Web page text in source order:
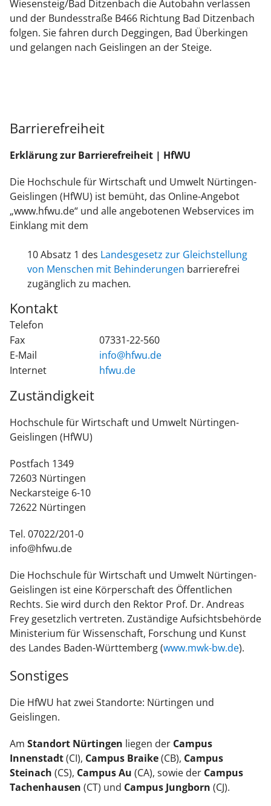
Wiesensteig/Bad Ditzenbach die Autobahn verlassen
und der Bundesstraße B466 Richtung Bad Ditzenbach
folgen. Sie fahren durch Deggingen, Bad Überkingen
und gelangen nach Geislingen an der Steige.
Barrierefreiheit
Erklärungzur Barrierefreiheit | HfWU
Die Hochschule für Wirtschaft und Umwelt Nürtingen-
Geislingen (HfWU) ist bemüht, das Online-Angebot
„www.hfwu.de“ und alle angebotenen Webservices im
Einklang mit dem
10 Absatz 1 des Landesgesetz zur Gleichstellung
von Menschen mit Behinderungen barrierefrei
zugänglich zu machen.
Kontakt
Telefon
Fax
07331-22-560
E-Mail
info@hfwu.de
Internet
hfwu.de
Zuständigkeit
Hochschule für Wirtschaft und Umwelt Nürtingen-
Geislingen (HfWU)
Postfach 1349
72603 Nürtingen
Neckarsteige 6-10
72622 Nürtingen
Tel. 07022/201-0
info@hfwu.de
Die Hochschule für Wirtschaft und Umwelt Nürtingen-
Geislingen ist eine Körperschaft des Öffentlichen
Rechts. Sie wird durch den Rektor Prof. Dr. Andreas
Frey gesetzlich vertreten. Zuständige Aufsichtsbehörde
Ministerium für Wissenschaft, Forschung und Kunst
des Landes Baden-Württemberg (www.mwk-bw.de).
Sonstiges
Die HfWU hat zwei Standorte: Nürtingen und
Geislingen.
Am Standort Nürtingen liegen der Campus
Innenstadt(CI), Campus Braike(CB), Campus
Steinach (CS), Campus Au (CA), sowie der Campus
Tachenhausen (CT) und Campus Jungborn (CJ).